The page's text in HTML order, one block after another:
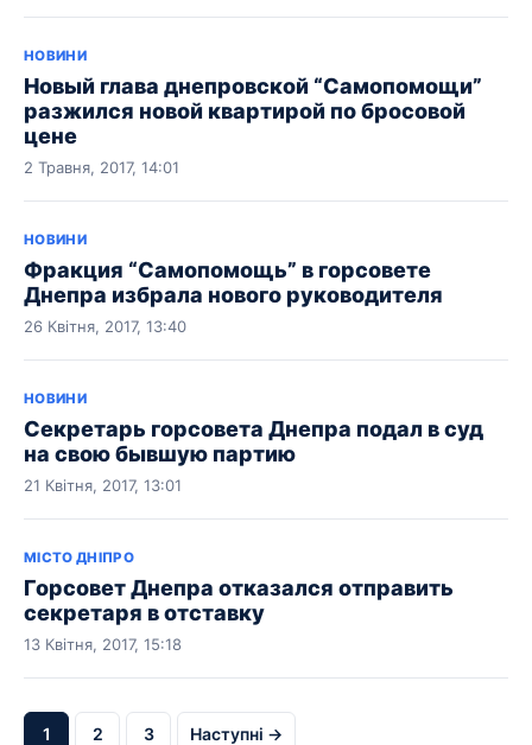
НОВИНИ
Новый глава днепровской “Самопомощи”
разжился новой квартирой по бросовой
цене
2 Травня, 2017, 14:01
НОВИНИ
Фракция “Самопомощь” в горсовете
Днепра избрала нового руководителя
26 Квітня, 2017, 13:40
НОВИНИ
Секретарь горсовета Днепра подал в суд
на свою бывшую партию
21 Квітня, 2017, 13:01
МІСТО ДНІПРО
Горсовет Днепра отказался отправить
секретаря в отставку
13 Квітня, 2017, 15:18
1 2 3 Наступні →